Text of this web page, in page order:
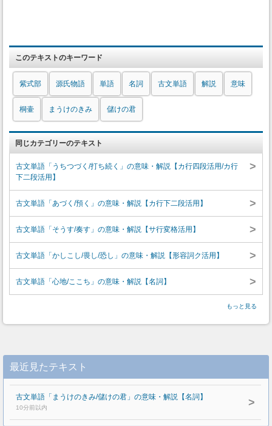
このテキストのキーワード
紫式部 源氏物語 単語 名詞 古文単語 解説 意味
桐壷 まうけのきみ 儲けの君
同じカテゴリーのテキスト
古文単語「うちつづく/打ち続く」の意味・解説【カ行四段活用/カ行
下二段活用】
>
古文単語「あづく/預く」の意味・解説【カ行下二段活用】 >
古文単語「そうす/奏す」の意味・解説【サ行変格活用】 >
古文単語「かしこし/畏し/恐し」の意味・解説【形容詞ク活用】 >
古文単語「心地/ここち」の意味・解説【名詞】 >
もっと見る
最近見たテキスト
古文単語「まうけのきみ/儲けの君」の意味・解説【名詞】
10分前以内 >